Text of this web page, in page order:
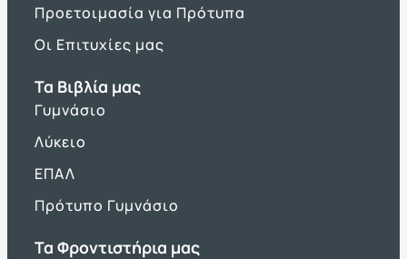
Προετοιμασία για Πρότυπα
Οι Επιτυχίες μας
Τα Βιβλία μας
Γυμνάσιο
Λύκειο
ΕΠΑΛ
Πρότυπο Γυμνάσιο
Τα Φροντιστήρια μας